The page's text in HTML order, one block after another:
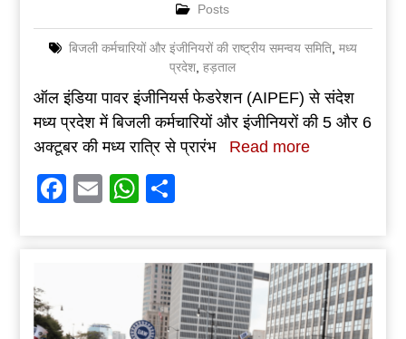
Posts
बिजली कर्मचारियों और इंजीनियरों की राष्ट्रीय समन्वय समिति, मध्य
प्रदेश ,हड़ताल
ऑल इंडिया पावर इंजीनियर्स फेडरेशन (AIPEF) से संदेश
मध्य प्रदेश में बिजली कर्मचारियों और इंजीनियरों की 5 और 6
अक्टूबर की मध्य रात्रि से प्रारंभ
Read more
Facebook
EmailWhatsApp